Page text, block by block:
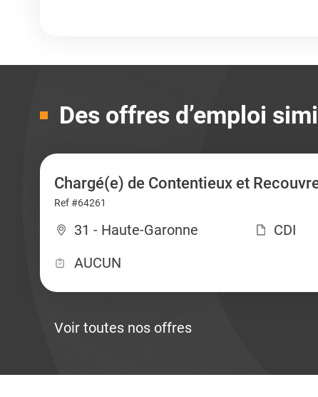
Des offres d’emploi
Chargé(e) de Contentieux et
Ref #64261
31 - Haute-Garonne CDI
AUCUN
Voir toutes nos offres